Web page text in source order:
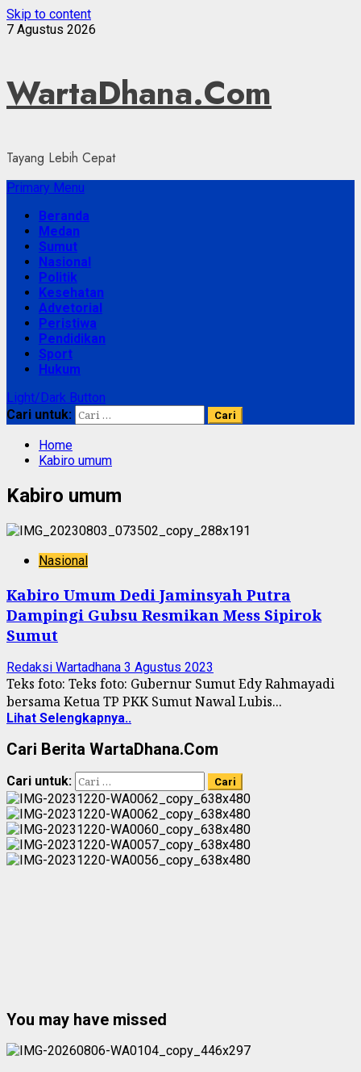
Skip to content
7 Agustus 2026
WartaDhana.Com
Tayang Lebih Cepat
Primary Menu
Beranda
Medan
Sumut
Nasional
Politik
Kesehatan
Advetorial
Peristiwa
Pendidikan
Sport
Hukum
Light/Dark Button
Cari untuk:
Home
Kabiro umum
Kabiro umum
Nasional
Kabiro Umum Dedi Jaminsyah Putra
Dampingi Gubsu Resmikan Mess Sipirok
Sumut
Redaksi Wartadhana 3 Agustus 2023
Teks foto: Teks foto: Gubernur Sumut Edy Rahmayadi
bersama Ketua TP PKK Sumut Nawal Lubis...
Lihat Selengkapnya..
Cari Berita WartaDhana.Com
Cari untuk:
You may have missed